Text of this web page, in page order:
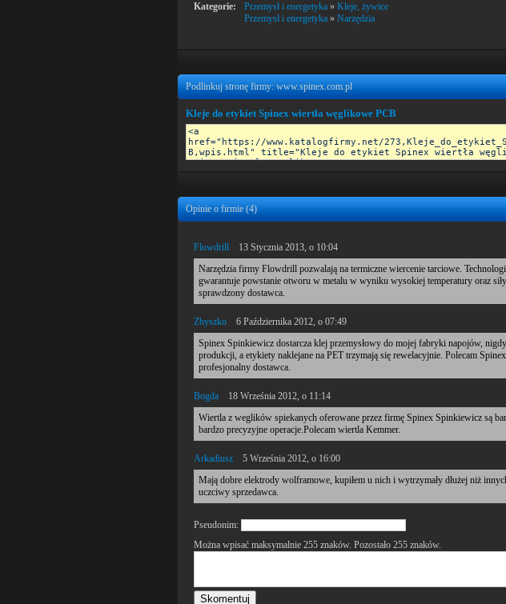
Kategorie:
Przemysł i energetyka » Kleje, żywice
Przemysł i energetyka » Narzędzia
Podlinkuj stronę firmy: www.spinex.com.pl
Kleje do etykiet Spinex wiertła węglikowe PCB
Opinie o firmie (4)
Flowdrill 13 Stycznia 2013, o 10:04
Narzędzia firmy Flowdrill pozwalają na termiczne wiercenie tarciowe.
gwarantuje powstanie otworu w metalu w wyniku wysokiej temperatury oraz
sprawdzony dostawca.
Zbyszko 6 Października 2012, o 07:49
Spinex Spinkiewicz dostarcza klej przemysłowy do mojej fabryki napojów,
produkcji, a etykiety naklejane na PET trzymają się rewelacyjnie. Polecam
profesjonalny dostawca.
Bogda 18 Września 2012, o 11:14
Wiertla z weglików spiekanych oferowane przez firmę Spinex Spinkiewicz są
bardzo precyzyjne operacje.Polecam wiertla Kemmer.
Arkadiusz 5 Września 2012, o 16:00
Mają dobre elektrody wolframowe, kupiłem u nich i wytrzymały dłużej niż
uczciwy sprzedawca.
Pseudonim:
Można wpisać maksymalnie 255 znaków. Pozostało 255 znaków.